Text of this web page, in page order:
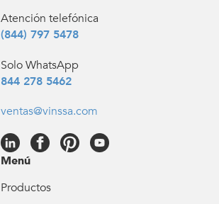
Atención telefónica
(844) 797 5478
Solo WhatsApp
844 278 5462
ventas@vinssa.com
Menú
Productos